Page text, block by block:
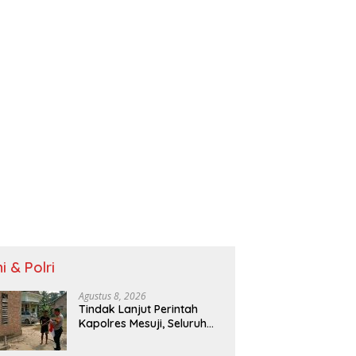
& Polri
Agustus 8, 2026
Tindak Lanjut Perintah
Kapolres Mesuji, Seluruh